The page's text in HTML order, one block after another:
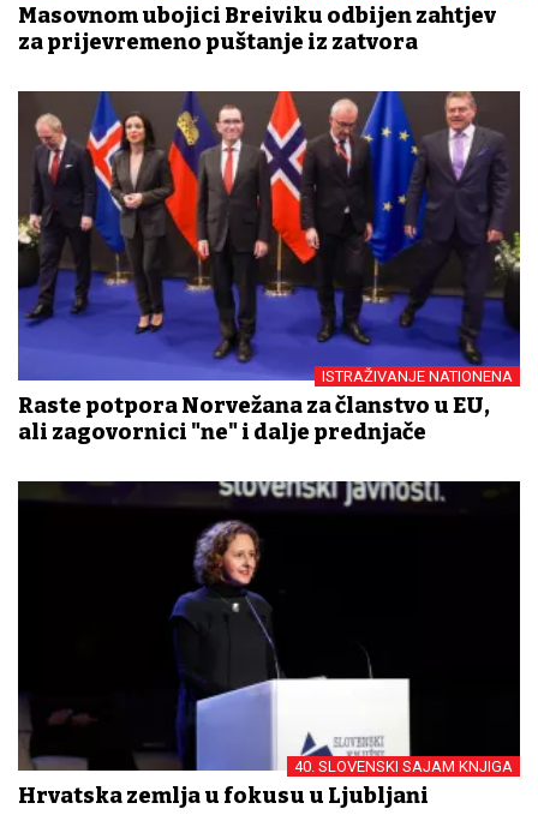
Masovnom ubojici Breiviku odbijen zahtjev
za prijevremeno puštanje iz zatvora
ISTRAŽIVANJE NATIONENA
Raste potpora Norvežana za članstvo u EU,
ali zagovornici "ne" i dalje prednjače
40. SLOVENSKI SAJAM KNJIGA
Hrvatska zemlja u fokusu u Ljubljani